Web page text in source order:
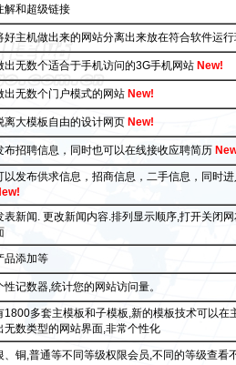
解和超级链接
好主机做出来的网站分离出来放在符合软件运行
出无数个适合于手机访问的3G手机网站 New!
出无数个门户模式的网站 New!
离大模板自由的设计网页 New!
布招聘信息，同时也可以在线接收应聘简历
以发布供求信息，招商信息，二手信息，同时
表新闻. 更改新闻内容.排列显示顺序,打开关闭
品添加等
性记数器,统计您的网站访问量。
1800多套主模板和子模板,新的模板技术可以在
无数类型的网站界面,非常个性化
、铜,普通等不同等级权限会员,不同的等级查看